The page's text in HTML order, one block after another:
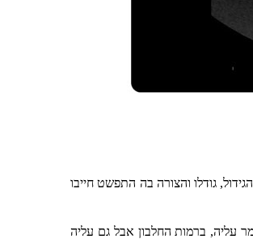
240 גרם (שהם כ3.5% ממשקל גופה באותו הזמן). מיקום הגידול, גודלו והצורה בה התפשט חייבו
עליה, ברמות החלבון אבל גם עליה